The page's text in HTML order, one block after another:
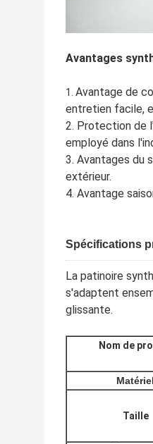
Avantages
1. Avantage de
entretien facile,
2. Protection de
employé dans
3. Avantages du
extérieur.
4. Avantage
Spécifications
La patinoire
s'adaptent
glissante.
Nom de
Matériel
Taille